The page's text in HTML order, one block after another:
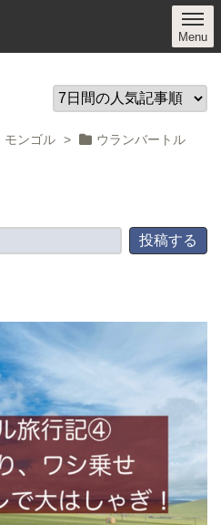
モンゴル > ウランバートル